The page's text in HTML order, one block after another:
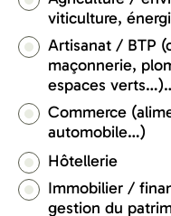
viticulture,
Artisanat / BTP
maçonnerie,
espaces
Commerce
automobile…)
Hôtellerie
Immobilier /
gestion du